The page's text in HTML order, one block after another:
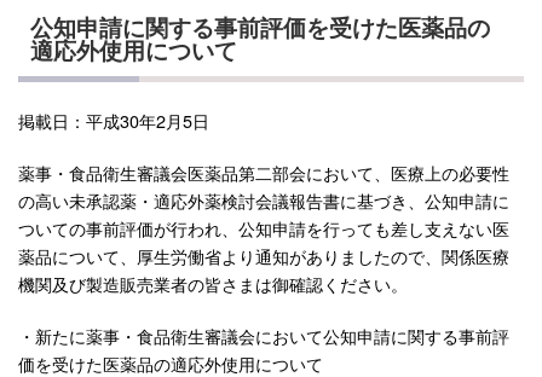
公知申請に関する事前評価を受けた医薬品の
適応外使用について
掲載日：平成30年2月5日
薬事・食品衛生審議会医薬品第二部会において、医療上の必要性
の高い未承認薬・適応外薬検討会議報告書に基づき、公知申請に
ついての事前評価が行われ、公知申請を行っても差し支えない医
薬品について、厚生労働省より通知がありましたので、関係医療
機関及び製造販売業者の皆さまは御確認ください。
・新たに薬事・食品衛生審議会において公知申請に関する事前評
価を受けた医薬品の適応外使用について